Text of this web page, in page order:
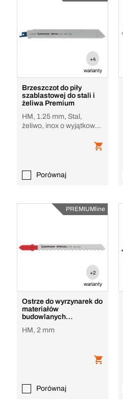
+4
warianty
Brzeszczot do piły
szablastowej do stali i
żeliwa Premium
HM, 1.25 mm, Stal,
żeliwo, inox o wyjątkowo
Porównaj
PREMIUMline
+2
warianty
Ostrze do wyrzynarek do
materiałów
budowlanych
HM, 2 mm
Porównaj